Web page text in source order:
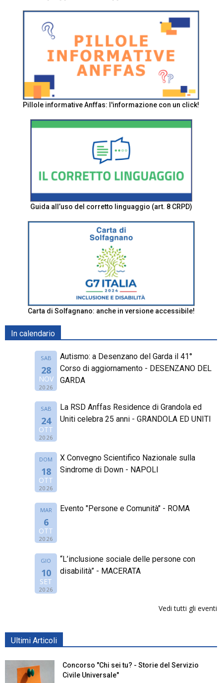
Pillole informative Anffas: l'informazione con un click!
Guida all’uso del corretto linguaggio (art. 8 CRPD)
Carta di Solfagnano: anche in versione accessibile!
In calendario
SAB
28
NOV
2026
Autismo: a Desenzano del Garda il 41°
Corso di aggiornamento - DESENZANO DEL
GARDA
SAB
24
OTT
2026
La RSD Anffas Residence di Grandola ed
Uniti celebra 25 anni - GRANDOLA ED UNITI
DOM
18
OTT
2026
X Convegno Scientifico Nazionale sulla
Sindrome di Down - NAPOLI
MAR
6
OTT
2026
Evento "Persone e Comunità" - ROMA
GIO
10
SET
2026
“L’inclusione sociale delle persone con
disabilità” - MACERATA
Vedi tutti gli eventi
Ultimi Articoli
Concorso "Chi sei tu? - Storie del Servizio
Civile Universale"